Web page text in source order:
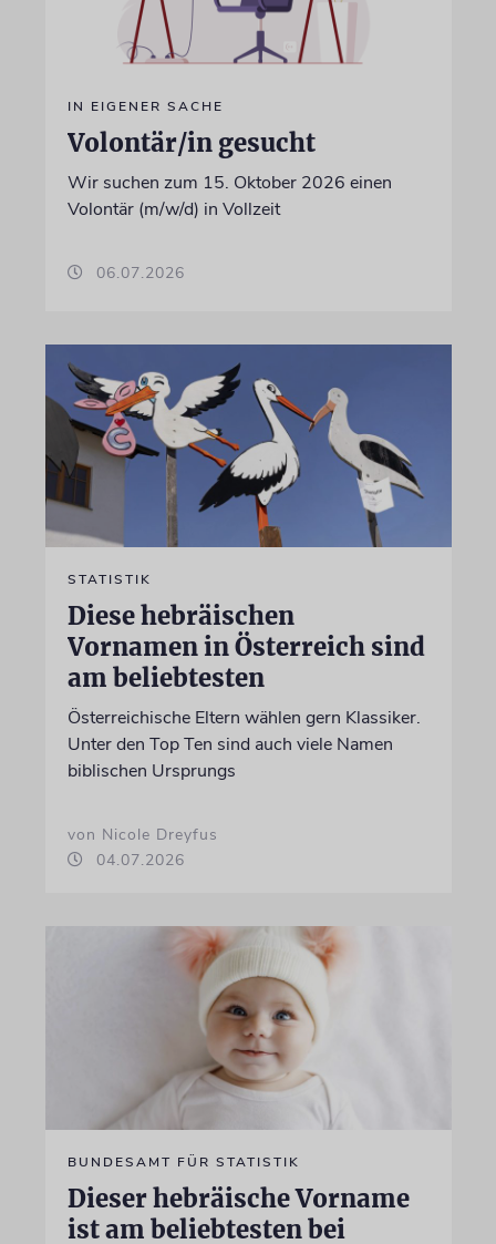
IN EIGENER SACHE
Volontär/in gesucht
Wir suchen zum 15. Oktober 2026 einen
Volontär (m/w/d) in Vollzeit
06.07.2026
STATISTIK
Diese hebräischen
Vornamen in Österreich sind
am beliebtesten
Österreichische Eltern wählen gern Klassiker.
Unter den Top Ten sind auch viele Namen
biblischen Ursprungs
von Nicole Dreyfus
04.07.2026
BUNDESAMT FÜR STATISTIK
Dieser hebräische Vorname
ist am beliebtesten bei